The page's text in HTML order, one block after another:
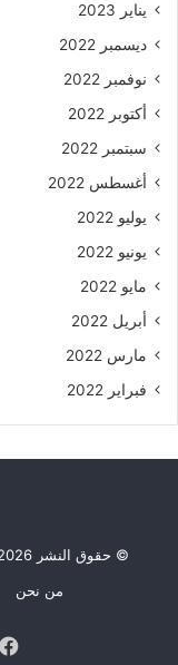
يناير 2023
ديسمبر 2022
نوفمبر 2022
أكتوبر 2022
سبتمبر 2022
أغسطس 2022
يوليو 2022
يونيو 2022
مايو 2022
أبريل 2022
مارس 2022
فبراير 2022
© حقوق النشر 2026، جميع الحقوق محفوظة | موقع مع المستر
من نحن